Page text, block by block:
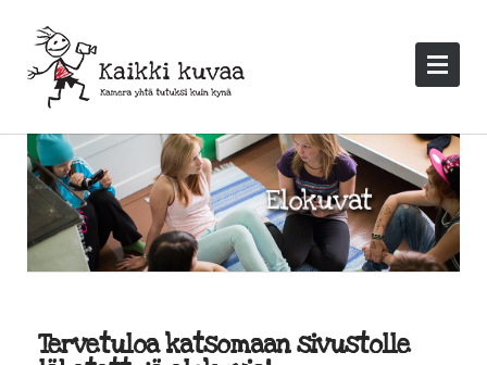
Tervetuloa katsomaan sivustolle